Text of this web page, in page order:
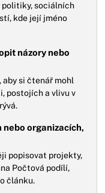
politiky, sociálních
kde její jméno
názory nebo
si čtenář mohl
postojích a vlivu v
nebo organizacích,
popisovat projekty,
Počtová podílí,
článku.